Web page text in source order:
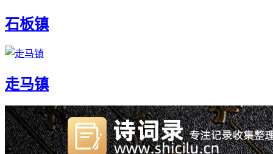
石板镇
走马镇